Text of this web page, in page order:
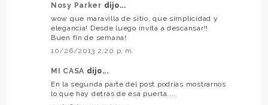
Nosy Parker dijo...
wow que maravilla de sitio, que simplicidad y
elegancia! Desde luego invita a descansar!!
Buen fin de semana!
10/26/2013 2:20 p. m.
MI CASA dijo...
En la segunda parte del post podrias mostrarnos
lo que hay detrás de esa puerta....